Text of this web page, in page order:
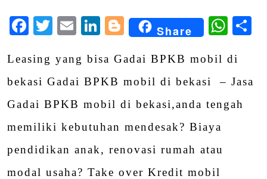
Facebook
Twitter
EmailLinkedIn
Blogger
Share
Leasing yang bisa Gadai BPKB mobil di
bekasi Gadai BPKB mobil di bekasi – Jasa
Gadai BPKB mobil di bekasi,anda tengah
memiliki kebutuhan mendesak? Biaya
pendidikan anak, renovasi rumah atau
modal usaha? Take over Kredit mobil